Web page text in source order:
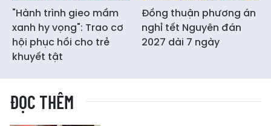
"Hành trình gieo mầm
xanh hy vọng": Trao cơ
hội phục hồi cho trẻ
khuyết tật
Đồng thuận phương án
nghỉ tết Nguyên đán
2027 dài 7 ngày
ĐỌC THÊM